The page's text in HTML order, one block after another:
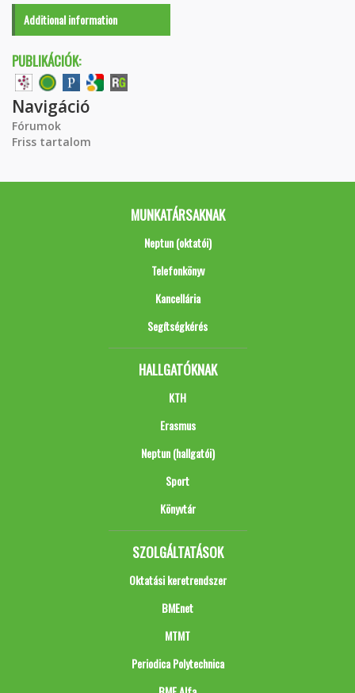
Additional information
PUBLIKÁCIÓK:
Navigáció
Fórumok
Friss tartalom
MUNKATÁRSAKNAK
Neptun (oktatói)
Telefonkönyv
Kancellária
Segítségkérés
HALLGATÓKNAK
KTH
Erasmus
Neptun (hallgatói)
Sport
Könyvtár
SZOLGÁLTATÁSOK
Oktatási keretrendszer
BMEnet
MTMT
Periodica Polytechnica